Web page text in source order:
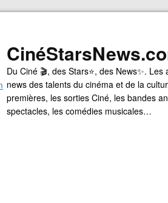
Du Ciné 🎬, des Stars⭐, des News✨.
news des talents du cinéma et de la
premières, les sorties Ciné, les bandes
spectacles, les comédies musicales…